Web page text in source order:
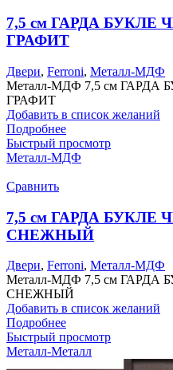
7,5 см ГАРДА
ГРАФИТ
Двери, Ferroni, Металл-МДФ
Металл-МДФ 7,5 см
ГРАФИТ
Добавить в список желаний
Подробнее
Быстрый просмотр
Металл-МДФ
Сравнить
7,5 см ГАРДА
СНЕЖНЫЙ
Двери, Ferroni, Металл-МДФ
Металл-МДФ 7,5 см
СНЕЖНЫЙ
Добавить в список желаний
Подробнее
Быстрый просмотр
Металл-Металл